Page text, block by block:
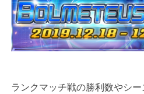
ランクマッチ戦の勝利数やシ